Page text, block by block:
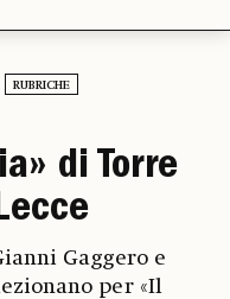
RUBRICHE
di Torre
Gaggero e
per «Il